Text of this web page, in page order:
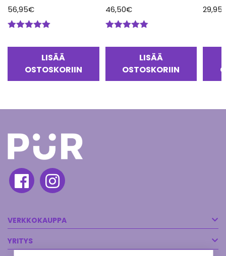
56,95€
LISÄÄ
OSTOSKORIIN
46,50€
LISÄÄ
OSTOSKORIIN
29,95
VERKKOKAUPPA
YRITYS